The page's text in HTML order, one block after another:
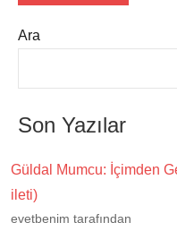
Ara
Son Yazılar
Güldal Mumcu: İçimden
ileti)
evetbenim tarafından